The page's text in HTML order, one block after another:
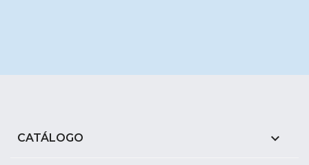
CATÁLOGO 